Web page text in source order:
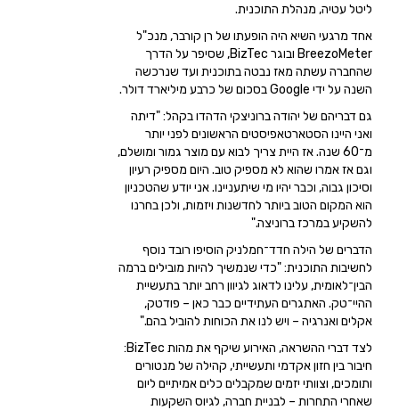
ליטל עטיה, מנהלת התוכנית.
אחד מרגעי השיא היה הופעתו של רן קורבר, מנכ"ל
BreezoMeter ובוגר BizTec, שסיפר על הדרך
שהחברה עשתה מאז נבטה בתוכנית ועד שנרכשה
השנה על ידי Google בסכום של כרבע מיליארד דולר.
גם דבריהם של יהודה ברוניצקי הדהדו בקהל: "דיתה
ואני היינו הסטארטאפיסטים הראשונים לפני יותר
מ־60 שנה. אז היית צריך לבוא עם מוצר גמור ומושלם,
וגם אז אמרו שהוא לא מספיק טוב. היום מספיק רעיון
וסיכון גבוה, וכבר יהיו מי שיתעניינו. אני יודע שהטכניון
הוא המקום הטוב ביותר לחדשנות ויזמות, ולכן בחרנו
להשקיע במרכז ברוניצה."
הדברים של הילה חדד־חמלניק הוסיפו רובד נוסף
לחשיבות התוכנית: "כדי שנמשיך להיות מובילים ברמה
הבין־לאומית, עלינו לדאוג לגיוון רחב יותר בתעשיית
ההיי־טק. האתגרים העתידיים כבר כאן – פודטק,
אקלים ואנרגיה – ויש לנו את הכוחות להוביל בהם."
לצד דברי ההשראה, האירוע שיקף את מהות BizTec:
חיבור בין חזון אקדמי ותעשייתי, קהילה של מנטורים
ותומכים, וצוותי יזמים שמקבלים כלים אמיתיים ליום
שאחרי התחרות – לבניית חברה, לגיוס השקעות